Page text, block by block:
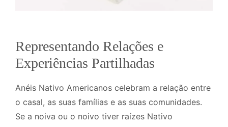
Representando Relações e
Experiências Partilhadas
Anéis Nativo Americanos celebram a relação entre
o casal, as suas famílias e as suas comunidades.
Se a noiva ou o noivo tiver raízes Nativo